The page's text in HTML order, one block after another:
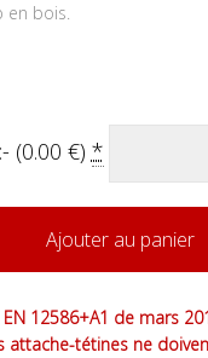
en bois.
(0.00 €) *
Ajouter au panier
12586+A1 de mars
tétines ne